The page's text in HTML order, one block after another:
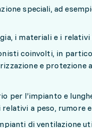
speciali, ad
i materiali e i
coinvolti, in
e protezione
per l’impianto e
a peso, rumore
di ventilazione